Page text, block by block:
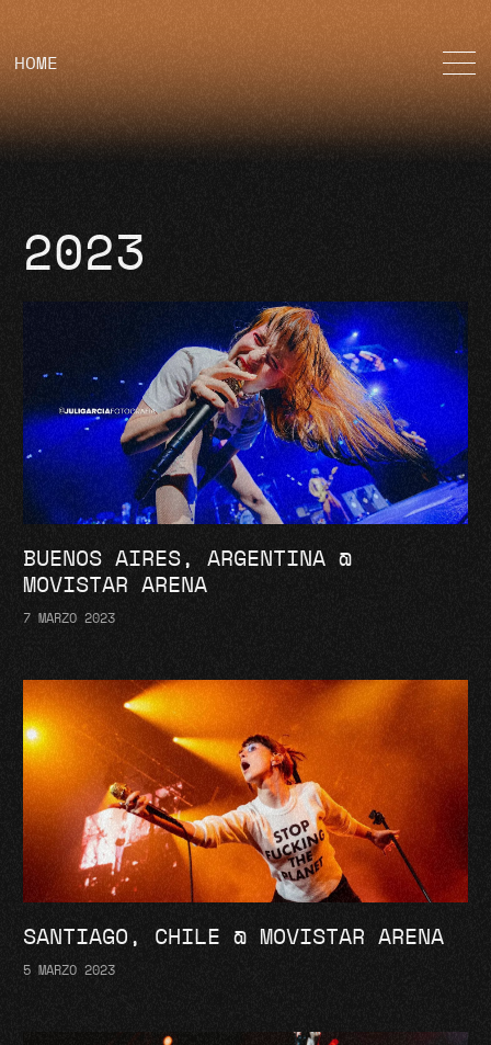
HOME
2023
BUENOS AIRES, ARGENTINA @
MOVISTAR ARENA
7 MARZO 2023
SANTIAGO, CHILE @ MOVISTAR ARENA
5 MARZO 2023